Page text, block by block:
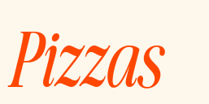
Pizzas